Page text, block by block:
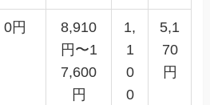
0円
8,910
円〜1
7,600
円
1,
1
0
0
5,1
70
円